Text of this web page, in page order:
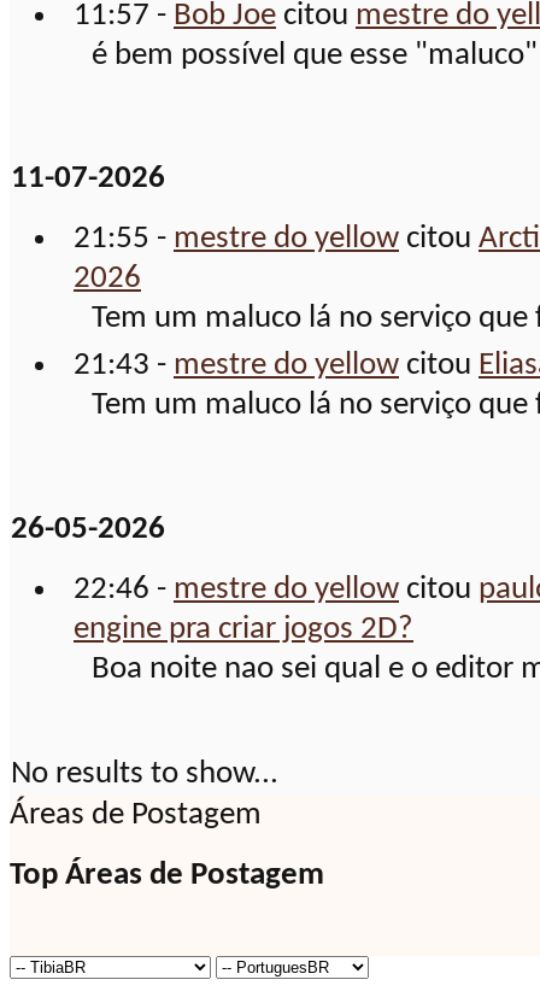
11:57 - Bob Joe citou mestre do
é bem possível que esse
11-07-2026
21:55 - mestre do yellow citou
2026
Tem um maluco lá no serviço que
21:43 - mestre do yellow citou
Tem um maluco lá no serviço que
26-05-2026
22:46 - mestre do yellow citou
engine pra criar jogos 2D?
Boa noite nao sei qual e o editor
No results to show...
Áreas de Postagem
Top Áreas de Postagem